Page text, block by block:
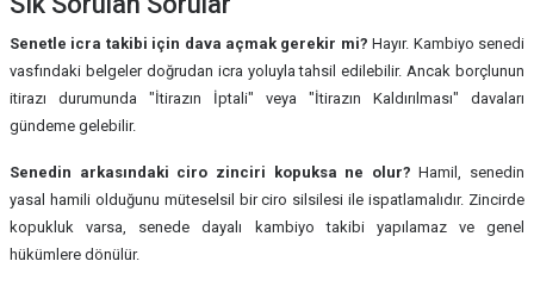
Senetle icra takibi için dava açmak gerekir mi? Hayır. Kambiyo senedi
vasfındaki belgeler doğrudan icra yoluyla tahsil edilebilir. Ancak borçlunun
itirazı durumunda "İtirazın İptali" veya "İtirazın Kaldırılması" davaları
gündeme gelebilir.
Senedin arkasındaki ciro zinciri kopuksa ne olur? Hamil, senedin
yasal hamili olduğunu müteselsil bir ciro silsilesi ile ispatlamalıdır. Zincirde
kopukluk varsa, senede dayalı kambiyo takibi yapılamaz ve genel
hükümlere dönülür.